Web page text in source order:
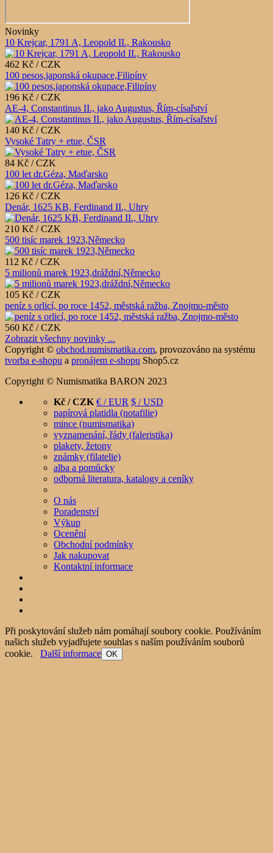
Novinky
10 Krejcar, 1791 A, Leopold II., Rakousko
462 Kč / CZK
100 pesos,japonská okupace,Filipíny
196 Kč / CZK
AE-4, Constantinus II., jako Augustus, Řím-císařství
140 Kč / CZK
Vysoké Tatry + etue, ČSR
84 Kč / CZK
100 let dr.Géza, Maďarsko
126 Kč / CZK
Denár, 1625 KB, Ferdinand II., Uhry
210 Kč / CZK
500 tisíc marek 1923,Německo
112 Kč / CZK
5 milionů marek 1923,dráždní,Německo
105 Kč / CZK
peníz s orlicí, po roce 1452, městská ražba, Znojmo-město
560 Kč / CZK
Zobrazit všechny novinky ...
Copyright © obchod.numismatika.com, provozováno na systému
tvorba e-shopu a pronájem e-shopu Shop5.cz
Copyright © Numismatika BARON 2023
Kč / CZK € / EUR $ / USD
papírová platidla (notafilie)
mince (numismatika)
vyznamenání, řády (faleristika)
plakety, žetony
známky (filatelie)
alba a pomůcky
odborná literatura, katalogy a ceníky
O nás
Poradenství
Výkup
Ocenění
Obchodní podmínky
Jak nakupovat
Kontaktní informace
Při poskytování služeb nám pomáhají soubory cookie. Používáním
našich služeb vyjadřujete souhlas s naším používáním souborů
cookie. Další informace